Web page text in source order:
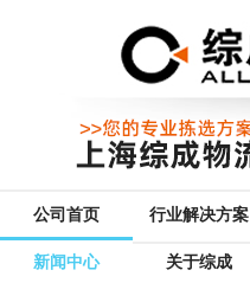
公司首页 行业解决方案
新闻中心 关于综成